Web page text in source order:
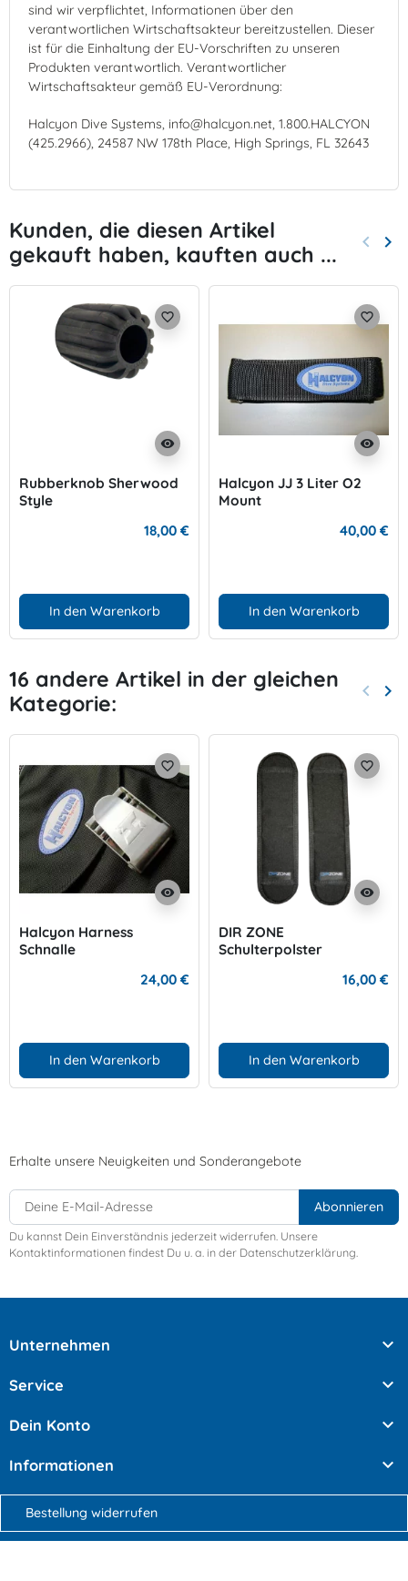
sind wir verpflichtet, Informationen über den
verantwortlichen Wirtschaftsakteur bereitzustellen. Dieser
ist für die Einhaltung der EU-Vorschriften zu unseren
Produkten verantwortlich. Verantwortlicher
Wirtschaftsakteur gemäß EU-Verordnung:
Halcyon Dive Systems, info@halcyon.net, 1.800.HALCYON
(425.2966), 24587 NW 178th Place, High Springs, FL 32643
Kunden, die diesen Artikel
gekauft haben, kauften auch ...
Zurück
keyboard_arrow_left keyboard_arrow_right
visibility
favorite_border
Rubberknob Sherwood
Style
18,00 €
In den Warenkorb
visibility
favorite_border
Halcyon JJ 3 Liter O2
Mount
40,00 €
In den Warenkorb
16 andere Artikel in der gleichen
Kategorie:
Zurück
keyboard_arrow_left keyboard_arrow_right
visibility
favorite_border
Halcyon Harness
Schnalle
24,00 €
In den Warenkorb
visibility
favorite_border
DIR ZONE
Schulterpolster
16,00 €
In den Warenkorb
Erhalte unsere Neuigkeiten und Sonderangebote
Du kannst Dein Einverständnis jederzeit widerrufen. Unsere
Kontaktinformationen findest Du u. a. in der Datenschutzerklärung.
Unternehmen 
Service 
Dein Konto 
Informationen 
Bestellung widerrufen